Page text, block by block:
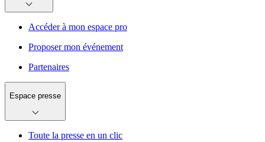
Accéder à mon espace pro
Proposer mon événement
Partenaires
Espace presse
Toute la presse en un clic